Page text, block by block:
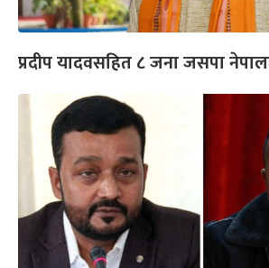
प्रदीप यादवसहित ८ जना जसपा